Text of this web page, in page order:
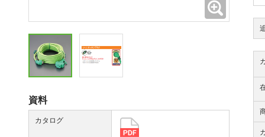
資料
カタログ